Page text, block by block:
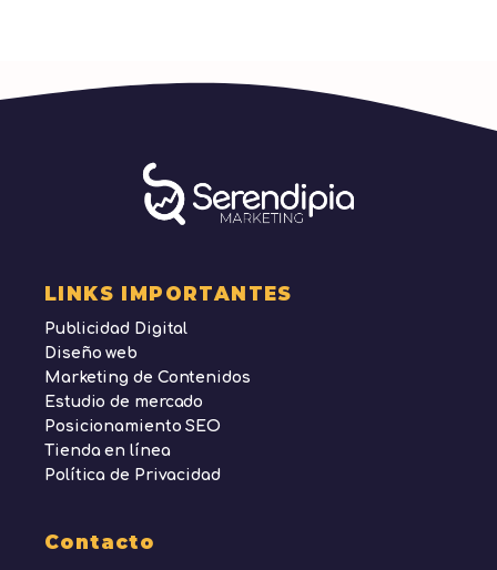
LINKS IMPORTANTES
Publicidad Digital
Diseño web
Marketing de Contenidos
Estudio de mercado
Posicionamiento SEO
Tienda en línea
Política de Privacidad
Contacto